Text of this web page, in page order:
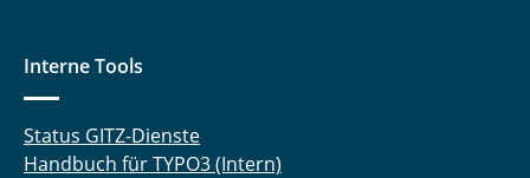
Interne Tools
Status GITZ-Dienste
Handbuch für TYPO3 (Intern)